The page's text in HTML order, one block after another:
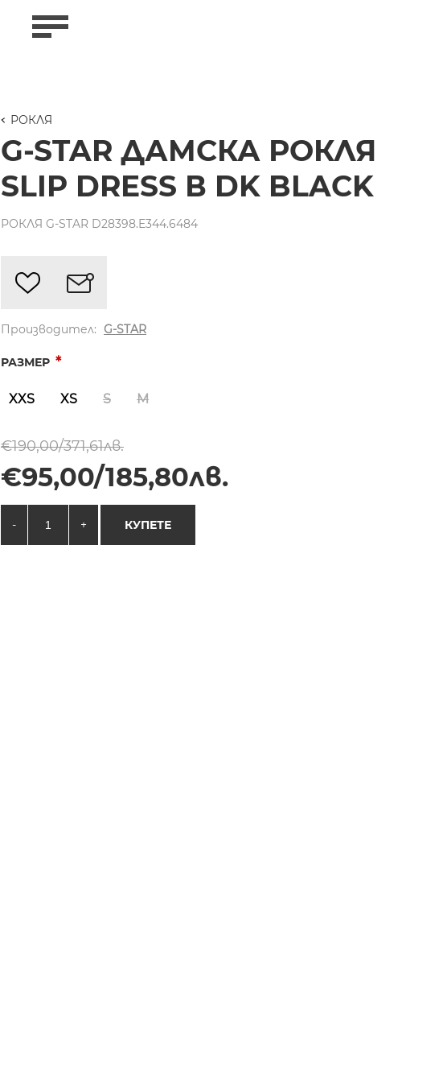
РОКЛЯ
G-STAR ДАМСКА РОКЛЯ
SLIP DRESS В DK BLACK
РОКЛЯ G-STAR D28398.E344.6484
Производител: G-STAR
РАЗМЕР *
XXS XS S M
€190,00/371,61лв.
€95,00/185,80лв.
- + КУПЕТЕ